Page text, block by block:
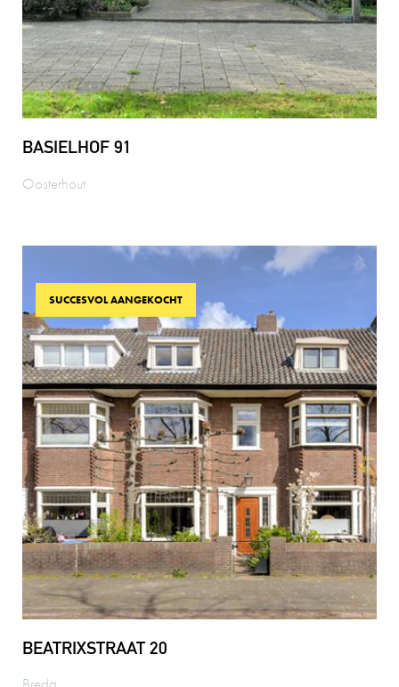
BASIELHOF 91
Oosterhout
SUCCESVOL AANGEKOCHT
BEATRIXSTRAAT 20